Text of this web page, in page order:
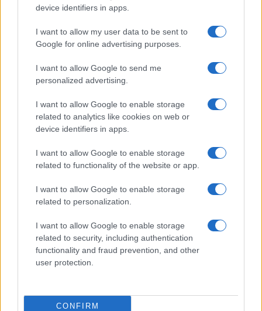
device identifiers in apps.
I want to allow my user data to be sent to
Google for online advertising purposes.
I want to allow Google to send me
personalized advertising.
I want to allow Google to enable storage
related to analytics like cookies on web or
device identifiers in apps.
I want to allow Google to enable storage
related to functionality of the website or app.
I want to allow Google to enable storage
related to personalization.
I want to allow Google to enable storage
related to security, including authentication
functionality and fraud prevention, and other
user protection.
CONFIRM
utilizzare tecniche temporanee, traccianti o
prodotti agricoli certificati, altra cosa è spacciare
per rigenerazione ambientale un maquillage da
enorme.
Eppure la vicenda colpisce proprio perché si
inserisce inun clima politico ormai noto
della transizione ecologica: fasce verdi, Ztl, limiti
di velocità, ciclabili, divieti, piani ambientali,
campagne sulla sostenibilità. Il cittadino viene
educato, limitato, multato, corretto. Gli si spiega
che deve cambiare abitudini, lasciare l’auto,
accettare restrizioni, convivere con nuove regole
in nome del clima e dell’ambiente. Poi però,
quando tocca all’amministrazione dimostrare
arriva il sospetto del prato pitturato.